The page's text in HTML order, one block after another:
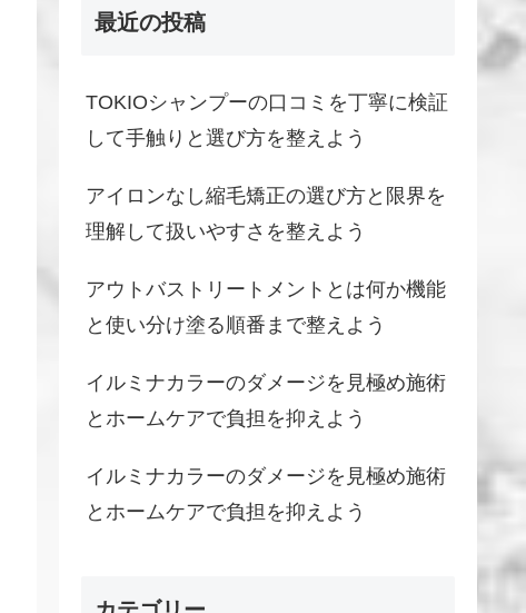
最近の投稿
TOKIOシャンプーの口コミを丁寧に検証
して手触りと選び方を整えよう
アイロンなし縮毛矯正の選び方と限界を
理解して扱いやすさを整えよう
アウトバストリートメントとは何か機能
と使い分け塗る順番まで整えよう
イルミナカラーのダメージを見極め施術
とホームケアで負担を抑えよう
イルミナカラーのダメージを見極め施術
とホームケアで負担を抑えよう